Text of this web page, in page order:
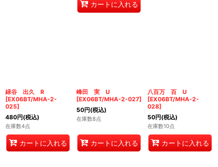
カートに入れる
緑谷 出久 R
[EX06BT/MHA-2-
025]
480円(税込)
在庫数4点
カートに入れる
峰田 実 U
[EX06BT/MHA-2-027]
50円(税込)
在庫数8点
カートに入れる
八百万 百 U
[EX06BT/MHA-2-
028]
50円(税込)
在庫数10点
カートに入れる